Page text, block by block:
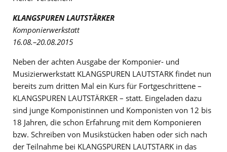
KLANGSPUREN LAUTSTÄRKER
Komponierwerkstatt
16.08.–20.08.2015
Neben der achten Ausgabe der Komponier- und
Musizierwerkstatt KLANGSPUREN LAUTSTARK findet nun
bereits zum dritten Mal ein Kurs für Fortgeschrittene –
KLANGSPUREN LAUTSTÄRKER – statt. Eingeladen dazu
sind junge Komponistinnen und Komponisten von 12 bis
18 Jahren, die schon Erfahrung mit dem Komponieren
bzw. Schreiben von Musikstücken haben oder sich nach
der Teilnahme bei KLANGSPUREN LAUTSTARK in das